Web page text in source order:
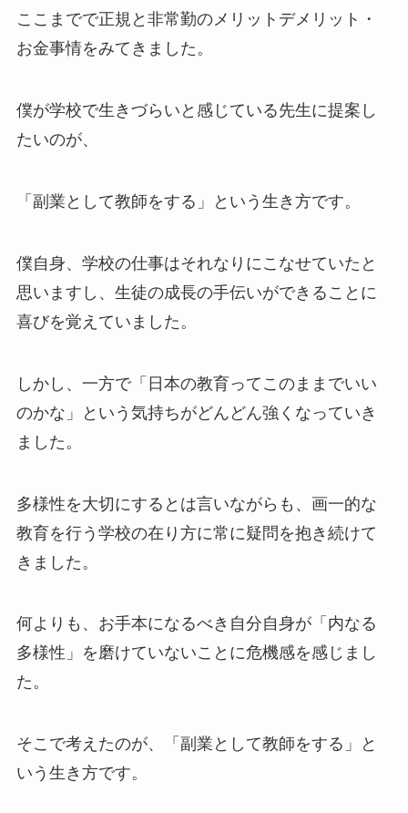
ここまでで正規と非常勤のメリットデメリット・
お金事情をみてきました。
僕が学校で生きづらいと感じている先生に提案し
たいのが、
「副業として教師をする」という生き方です。
僕自身、学校の仕事はそれなりにこなせていたと
思いますし、生徒の成長の手伝いができることに
喜びを覚えていました。
しかし、一方で「日本の教育ってこのままでいい
のかな」という気持ちがどんどん強くなっていき
ました。
多様性を大切にするとは言いながらも、画一的な
教育を行う学校の在り方に常に疑問を抱き続けて
きました。
何よりも、お手本になるべき自分自身が「内なる
多様性」を磨けていないことに危機感を感じまし
た。
そこで考えたのが、「副業として教師をする」と
いう生き方です。